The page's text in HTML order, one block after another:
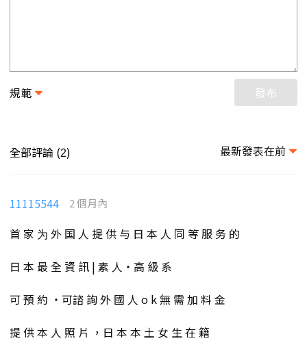
規範 發布
全部評論 (2) 最新發表在前
11115544 2 個月內
首 家 为 外 国 人 提 供 与 日 本 人 同 等 服 务 的
日 本 最 全 資 訊 | 素 人・高 級 系
可 預 約 ・可諮 詢 外 國 人 o k 無 需 加 料 金
提 供 本 人 照 片 ，日 本 本 土 女 生 在 籍